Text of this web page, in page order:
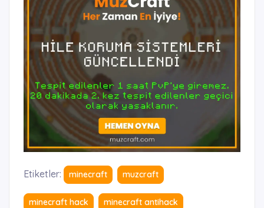
Etiketler: minecraft muzcraft
minecraft hack minecraft antihack